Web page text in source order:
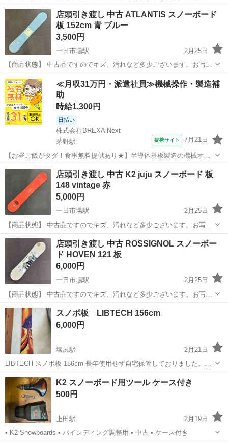
にてご確認下さい。 現在店頭でも販売中です。 販売済みの場合はご容
赦くださいませ。 （※店頭受け渡し）当社では品物を直接お客様に見
て頂き安心して...
長野 安曇野市 一日市場駅 スノーボード
店頭引き渡し 中古 ATLANTIS スノーボード
板 152cm 青 ブルー
3,500円
一日市場駅
2月25日
【商品状態】 中古品ですのでキズ、汚れなど多少ございます。お写真
にてご確認下さい。 現在店頭でも販売中です。 販売済みの場合はご容
赦くださいませ。 （※店頭受け渡し）当社では品物を直接お客様に見
て頂き安心して...
長野 安曇野市 一日市場駅 スノーボード
≪月収31万円・派遣社員≫機械操作・製造補
助
時給1,300円
日払い
株式会社BREXA Next
茅野駅
提携サイト 7月21日
【お昼ご飯がタダ！食事無料提供あり★】半導体基板製造の機械オペ
レーターや検査作業！未経験活躍中★カップル＆友達同士の応募OK！
赴任旅費会社負担★嬉しい無料送迎◎正社員登用制度あり！マイカー
通勤OK！無料駐車場完備！《長野県茅...
長野 茅野市 茅野駅 その他
店頭引き渡し 中古 K2 juju スノーボード 板
148 vintage 赤
5,000円
一日市場駅
2月25日
【商品状態】 中古品ですのでキズ、汚れなど多少ございます。お写真
にてご確認下さい。 現在店頭でも販売中です。 販売済みの場合はご容
赦くださいませ。 （※店頭受け渡し）当社では品物を直接お客様に見
て頂き安心...
長野 安曇野市 一日市場駅 スノーボード
店頭引き渡し 中古 ROSSIGNOL スノーボー
ド HOVEN 121 板
6,000円
一日市場駅
2月25日
【商品状態】 中古品ですのでキズ、汚れなど多少ございます。お写真
にてご確認下さい。 現在店頭でも販売中です。 販売済みの場合はご容
赦くださいませ。 （※店頭受け渡し）当社では品物を直接お客様に見
て頂き安心して...
長野 安曇野市 一日市場駅
スノボ板 LIBTECH 156cm
6,000円
塩尻駅
2月21日
LIBTECH スノボ板 156cm 長年使用せず自宅保管しておりました。
傷・サビ等使用感はありますがモノは良いものだと思います。その辺
りご理解いただける方よろしくお願いいたします。
長野 塩尻市 スノーボード LIBTECH
K2 スノーボード用ツール ケース付き
500円
上田駅
2月19日
• K2 Snowboards • バインディング調整用 • 中古 • ケース付き